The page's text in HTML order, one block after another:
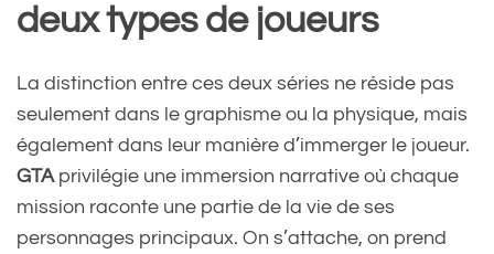
deux types de joueurs
La distinction entre ces deux séries ne réside pas
seulement dans le graphisme ou la physique, mais
également dans leur manière d’immerger le joueur.
GTAprivilégie une immersion narrative où chaque
mission raconte une partie de la vie de ses
personnages principaux. On s’attache, on prend